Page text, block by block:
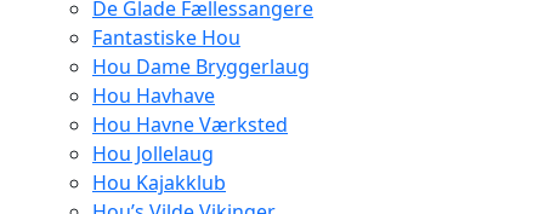
De Glade Fællessangere
Fantastiske Hou
Hou Dame Bryggerlaug
Hou Havhave
Hou Havne Værksted
Hou Jollelaug
Hou Kajakklub